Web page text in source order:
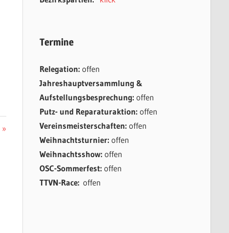
Termine
Relegation: offen
Jahreshauptversammlung &
Aufstellungsbesprechung: offen
Putz- und Reparaturaktion: offen
Vereinsmeisterschaften: offen
Weihnachtsturnier: offen
Weihnachtsshow: offen
OSC-Sommerfest: offen
TTVN-Race: offen